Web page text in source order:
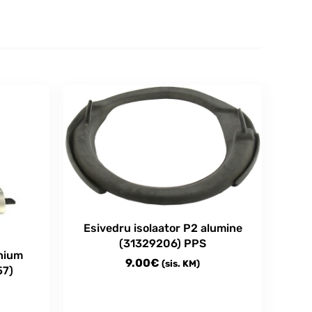
Esivedru isolaator P2 alumine
(31329206) PPS
9.00€ (sis. KM)